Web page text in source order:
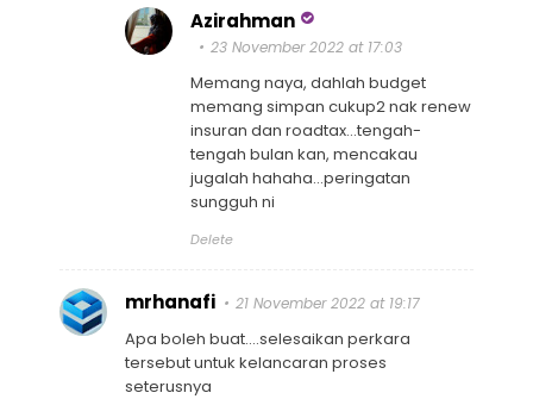
Azirahman
23 November 2022 at 17:03
Memang naya, dahlah budget
memang simpan cukup2 nak renew
insuran dan roadtax...tengah-
tengah bulan kan, mencakau
jugalah hahaha...peringatan
sungguh ni
Delete
mrhanafi 21 November 2022 at 19:17
Apa boleh buat....selesaikan perkara
tersebut untuk kelancaran proses
seterusnya